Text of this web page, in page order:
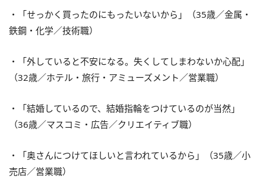
・「せっかく買ったのにもったいないから」（35歳／金属・
鉄鋼・化学／技術職）
・「外していると不安になる。失くしてしまわないか心配」
（32歳／ホテル・旅行・アミューズメント／営業職）
・「結婚しているので、結婚指輪をつけているのが当然」
（36歳／マスコミ・広告／クリエイティブ職）
・「奥さんにつけてほしいと言われているから」（35歳／小
売店／営業職）